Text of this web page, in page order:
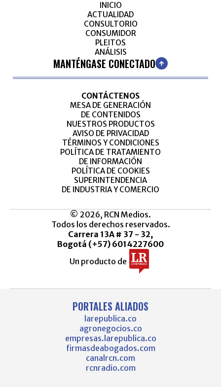
INICIO
ACTUALIDAD
CONSULTORIO
CONSUMIDOR
PLEITOS
ANÁLISIS
MANTÉNGASE CONECTADO
CONTÁCTENOS
MESA DE GENERACIÓN
DE CONTENIDOS
NUESTROS PRODUCTOS
AVISO DE PRIVACIDAD
TÉRMINOS Y CONDICIONES
POLÍTICA DE TRATAMIENTO
DE INFORMACIÓN
POLÍTICA DE COOKIES
SUPERINTENDENCIA
DE INDUSTRIA Y COMERCIO
© 2026, RCN Medios.
Todos los derechos reservados.
Carrera 13A # 37 - 32,
Bogotá (+57) 6014227600
Un producto de
PORTALES ALIADOS
larepublica.co
agronegocios.co
empresas.larepublica.co
firmasdeabogados.com
canalrcn.com
rcnradio.com